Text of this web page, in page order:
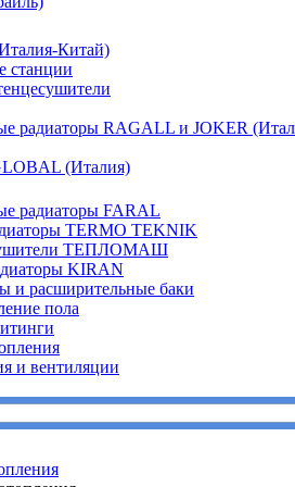
Китай)
станции
радиаторы RAGALL и JOKER
(Италия)
радиаторы FARAL
TERMO TEKNIK
ТЕПЛОМАШ
KIRAN
и расширительные баки
пола
и вентиляции